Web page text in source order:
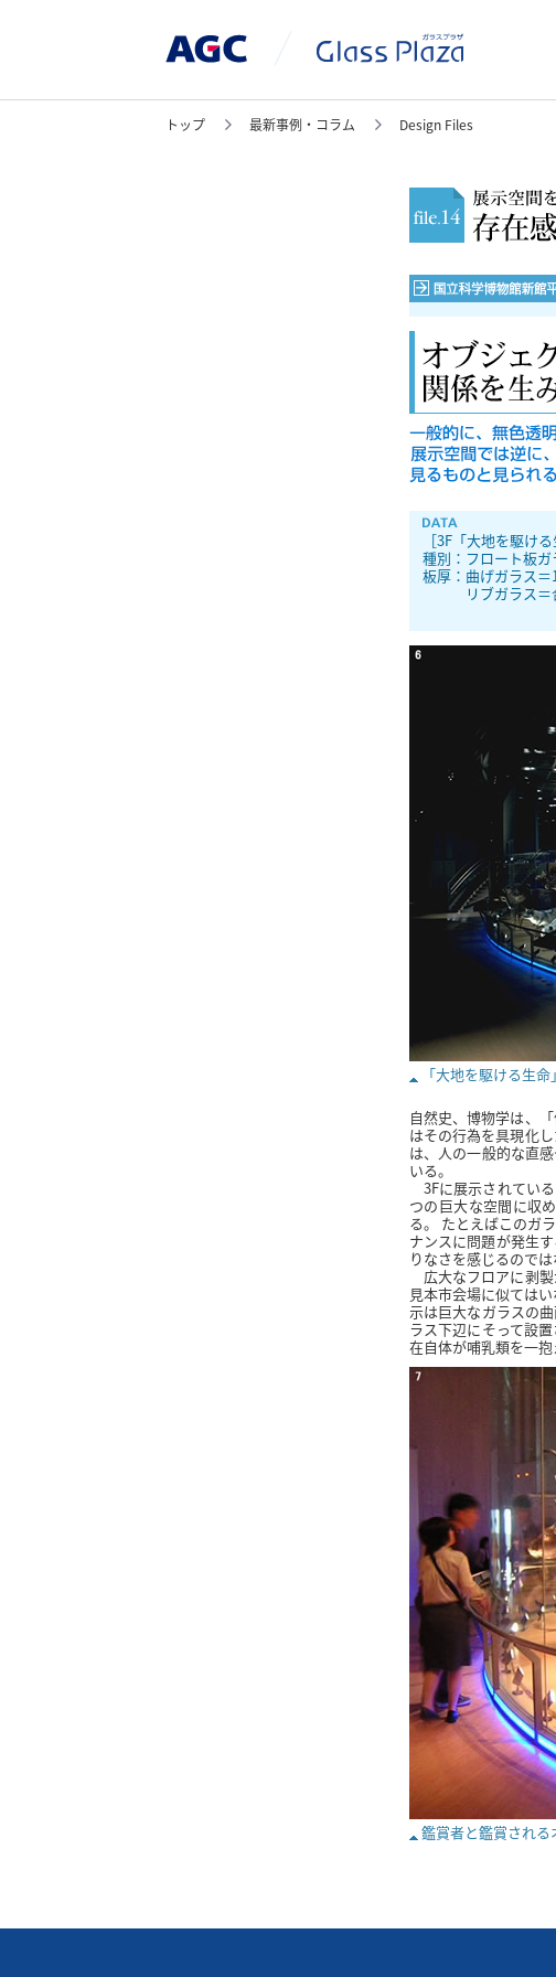
トップ 最新事例・コラム Design Files